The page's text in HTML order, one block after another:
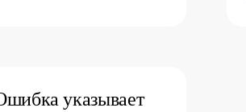
указывает